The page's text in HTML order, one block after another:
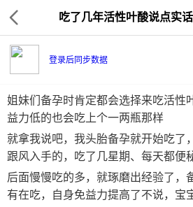
吃了几年活性叶酸说点实
登录后同步数据
姐妹们备孕时肯定都会选择来吃活性
益力低的也会吃上个一两瓶那样
就拿我说吧，我头胎备孕就开始吃了
跟风入手的，吃了几星期、每天都便
后面慢慢吃的多，就琢磨出经验了，
有在吃，自身免益力提高了不说，宝